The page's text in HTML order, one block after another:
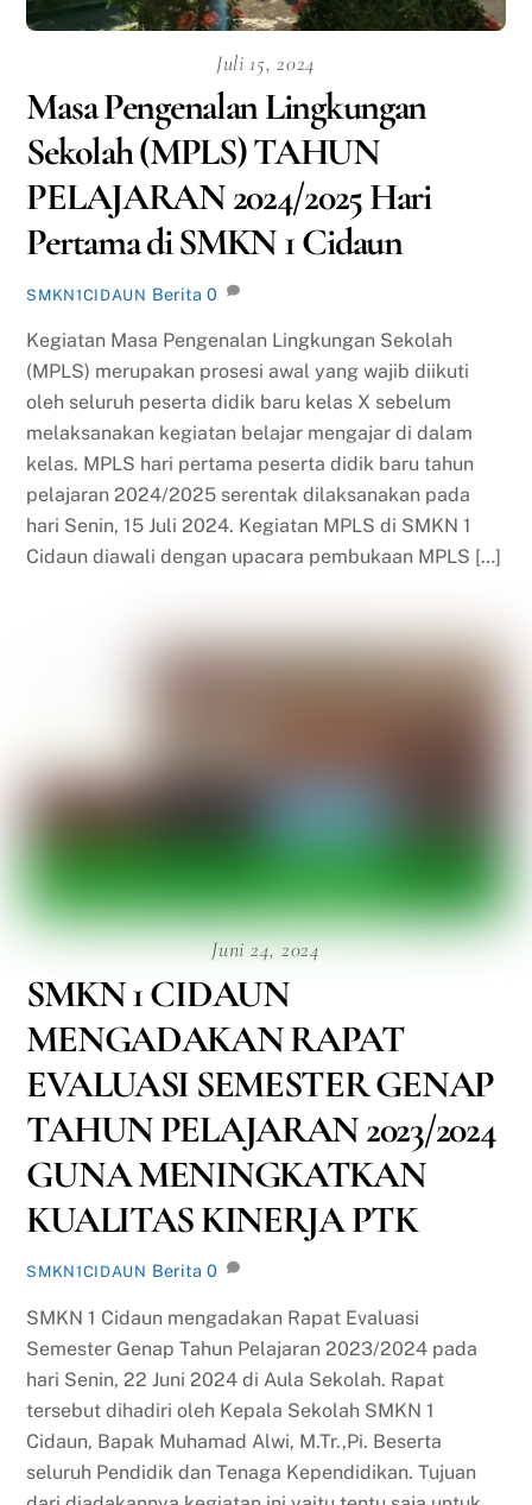
Juli 15, 2024
Masa Pengenalan Lingkungan
Sekolah (MPLS) TAHUN
PELAJARAN 2024/2025 Hari
Pertama di SMKN 1 Cidaun
SMKN1CIDAUN Berita 0
Kegiatan Masa Pengenalan Lingkungan Sekolah
(MPLS) merupakan prosesi awal yang wajib diikuti
oleh seluruh peserta didik baru kelas X sebelum
melaksanakan kegiatan belajar mengajar di dalam
kelas. MPLS hari pertama peserta didik baru tahun
pelajaran 2024/2025 serentak dilaksanakan pada
hari Senin, 15 Juli 2024. Kegiatan MPLS di SMKN 1
Cidaun diawali dengan upacara pembukaan MPLS […]
Juni 24, 2024
SMKN 1 CIDAUN
MENGADAKAN RAPAT
EVALUASI SEMESTER GENAP
TAHUN PELAJARAN 2023/2024
GUNA MENINGKATKAN
KUALITAS KINERJA PTK
SMKN1CIDAUN Berita 0
SMKN 1 Cidaun mengadakan Rapat Evaluasi
Semester Genap Tahun Pelajaran 2023/2024 pada
hari Senin, 22 Juni 2024 di Aula Sekolah. Rapat
tersebut dihadiri oleh Kepala Sekolah SMKN 1
Cidaun, Bapak Muhamad Alwi, M.Tr.,Pi. Beserta
seluruh Pendidik dan Tenaga Kependidikan. Tujuan